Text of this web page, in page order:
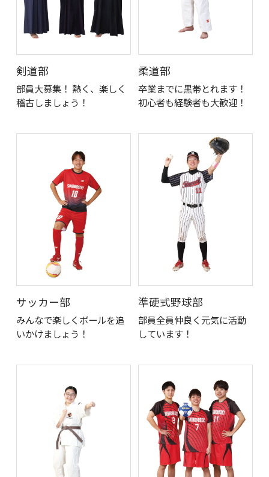
剣道部
部員大募集！ 熱く、楽しく
稽古しましょう！
柔道部
卒業までに黒帯とれます！
初心者も経験者も大歓迎！
サッカー部
みんなで楽しくボールを追
いかけましょう！
準硬式野球部
部員全員仲良く元気に活動
しています！